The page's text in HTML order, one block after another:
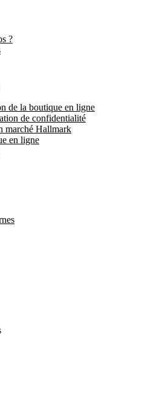
?
de la boutique en ligne
de confidentialité
marché Hallmark
en ligne